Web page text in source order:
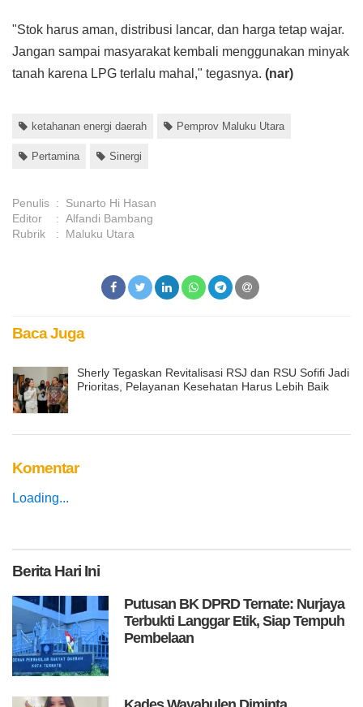
"Stok harus aman, distribusi lancar, dan harga tetap wajar.
Jangan sampai masyarakat kembali menggunakan minyak
tanah karena LPG terlalu mahal," tegasnya. (nar)
ketahanan energi daerah Pemprov Maluku Utara
Pertamina Sinergi
Penulis :
Sunarto Hi Hasan
Editor
: Alfandi Bambang
Rubrik
: Maluku Utara
Baca Juga
Sherly Tegaskan Revitalisasi RSJ dan RSU Sofifi Jadi
Prioritas, Pelayanan Kesehatan Harus Lebih Baik
Komentar
Loading...
BeritaHari Ini
Putusan BK DPRD Ternate: Nurjaya
Terbukti Langgar Etik, Siap Tempuh
Pembelaan